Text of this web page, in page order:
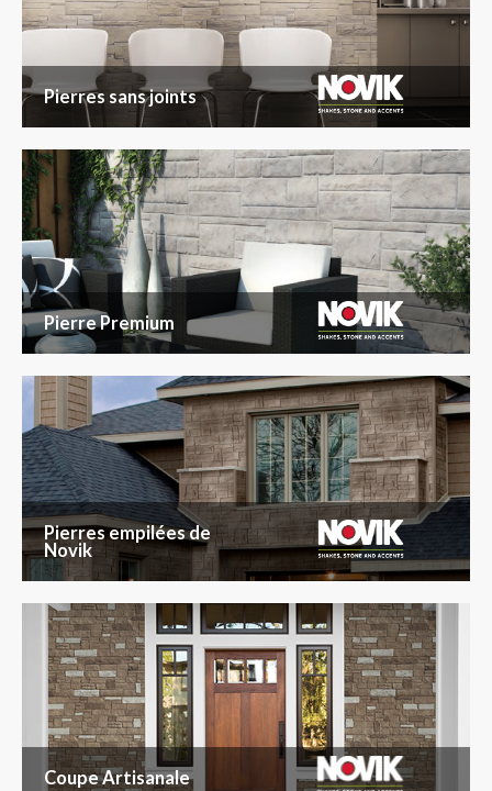
Pierres sans joints
Pierre Premium
Pierres empilées de
Novik
Coupe Artisanale